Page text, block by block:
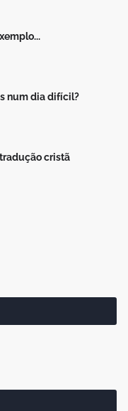
num dia difícil?
cristã